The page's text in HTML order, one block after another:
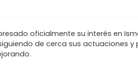
oficialmente su interés en
de cerca sus actuaciones y